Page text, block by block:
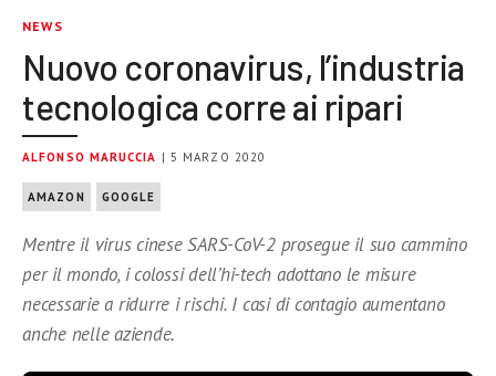
NEWS
Nuovo coronavirus, l’industria
tecnologica corre ai ripari
ALFONSO MARUCCIA | 5 MARZO 2020
AMAZON GOOGLE
Mentre il virus cinese SARS-CoV-2 prosegue il suo cammino
per il mondo, i colossi dell’hi-tech adottano le misure
necessarie a ridurre i rischi. I casi di contagio aumentano
anche nelle aziende.